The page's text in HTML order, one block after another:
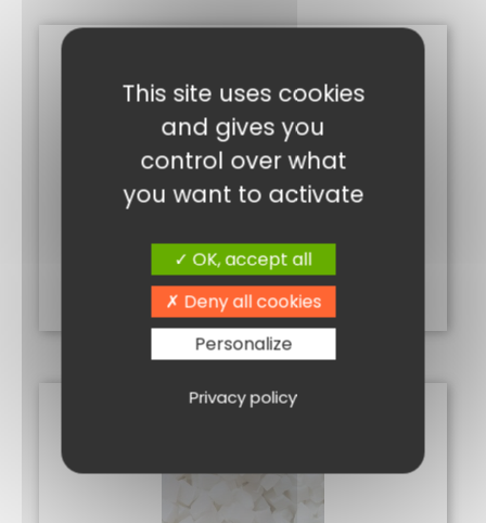
5,90€
Ajouter au panier
This site uses cookies
and gives you
control over what
you want to activate
OK, accept all
Deny all cookies
Personalize
Privacy policy